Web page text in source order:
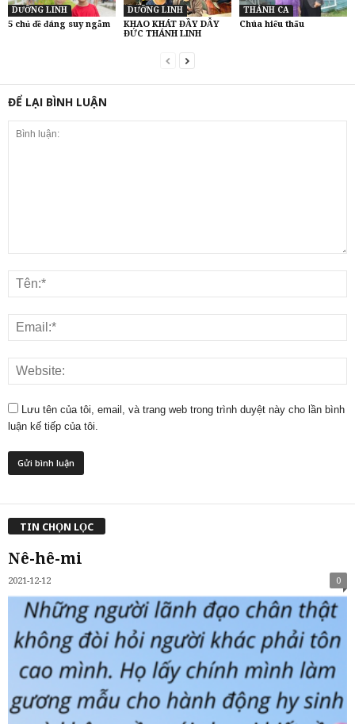
DƯỠNG LINH
5 chủ đề đáng suy ngẫm
DƯỠNG LINH
KHAO KHÁT ĐẦY DẪY
ĐỨC THÁNH LINH
THÁNH CA
Chúa hiểu thấu
ĐỂ LẠI BÌNH LUẬN
Lưu tên của tôi, email, và trang web trong trình duyệt này cho lần bình
luận kế tiếp của tôi.
TIN CHỌN LỌC
Nê-hê-mi
2021-12-12 0